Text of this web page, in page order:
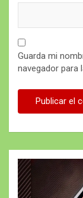
Guarda mi
navegador para